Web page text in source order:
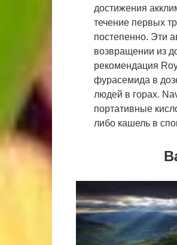
достижения
течение первых
постепенно. Эти
возвращении из
рекомендация
фурасемида в
людей в горах.
портативные
либо кашель в